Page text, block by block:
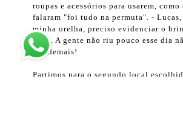
roupas e acessórios para usarem, como
falaram "foi tudo na permuta". -
minha orelha, preciso evidenciar o
rsrs... A gente não riu pouco esse dia
são demais!
Partimos para o segundo local